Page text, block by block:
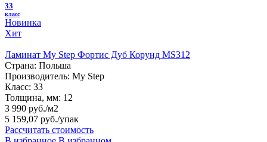
33
класс
Новинка
Хит
Ламинат My Step Фортис Дуб Корунд MS312
Страна: Польша
Производитель: My Step
Класс: 33
Толщина, мм: 12
3 990 руб./м2
5 159,07 руб./упак
Рассчитать стоимость